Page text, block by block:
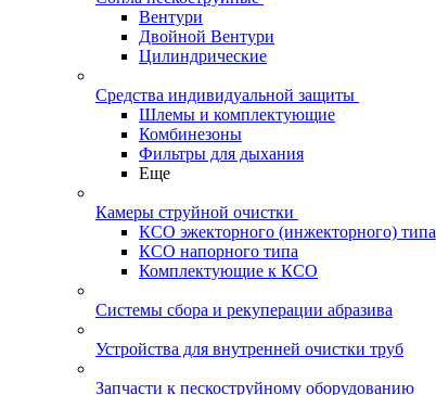
Вентури
Двойной Вентури
Цилиндрические
Средства индивидуальной защиты
Шлемы и комплектующие
Комбинезоны
Фильтры для дыхания
Еще
Камеры струйной очистки
КСО эжекторного (инжекторного) типа
КСО напорного типа
Комплектующие к КСО
Системы сбора и рекуперации абразива
Устройства для внутренней очистки труб
Запчасти к пескоструйному оборудованию